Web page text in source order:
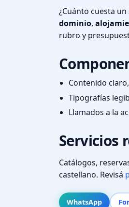
¿Cuánto cuesta un
dominio,
rubro y
Contenido
Tipografías
Llamados a la
Servicios
Catálogos,
castellano. Revisá
WhatsApp